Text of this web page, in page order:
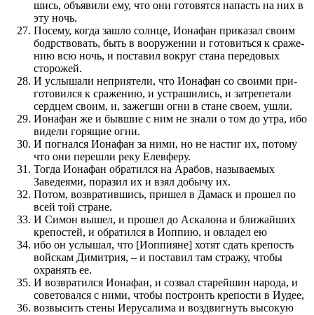
шись, объявили ему, что они готовят­ся напасть на них в
эту ночь.
Посему, когда зашло солнце, Ионафан при­ка­за­л сво­им
бодр­с­т­во­­вать, быть в вооруже­нии и готовиться к сраже­
нию всю ночь, и по­ставил вокруг стана перед­овых
сторожей.
И услы­шали неприятели, что Ионафан со сво­ими при­
готовил­ся к сраже­нию, и устрашились, и затрепетали
сердцем сво­им, и, зажегши огни в стане своем, ушли.
Ионафан же и быв­шие с ним не знали о том до утра, ибо
видели горящие огни.
И по­гнал­ся Ионафан за ними, но не настиг их, по­тому
что они пере­шли реку Елевферу.
Тогда Ионафан обратил­ся на Арабов, называемых
Заведеями, по­раз­ил их и взял добычу их.
Потом, воз­вратив­шись, при­шел в Дамаск и про­шел по
всей той стране.
И Симон вышел, и про­шел до Аскалона и ближайших
крепостей, и обратил­ся в Иоппию, и овладел ею
ибо он услы­шал, что [Иоппияне] хотят сдать крепость
войскам Димитрия, – и по­ставил там стражу, чтобы
охранять ее.
И воз­вратил­ся Ионафан, и созвал старей­шин народа, и
советовал­ся с ними, чтобы по­стро­ить крепости в Иудее,
воз­высить стены Иерусалима и воз­двигнуть высокую